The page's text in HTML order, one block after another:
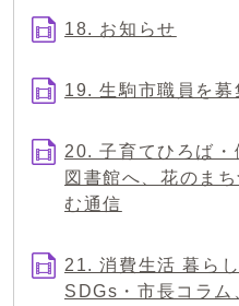
18. お知らせ
19. 生駒市職員を募
20. 子育てひろば・
図書館へ、花のま
む通信
21. 消費生活 暮ら
SDGs・市長コラム